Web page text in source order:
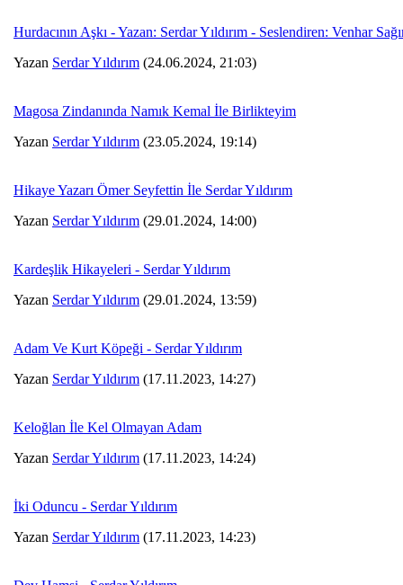
Hurdacının Aşkı - Yazan: Serdar Yıldırım - Seslendiren: Venhar
Yazan Serdar Yıldırım (24.06.2024, 21:03)
Magosa Zindanında Namık Kemal İle Birlikteyim
Yazan Serdar Yıldırım (23.05.2024, 19:14)
Hikaye Yazarı Ömer Seyfettin İle Serdar Yıldırım
Yazan Serdar Yıldırım (29.01.2024, 14:00)
Kardeşlik Hikayeleri - Serdar Yıldırım
Yazan Serdar Yıldırım (29.01.2024, 13:59)
Adam Ve Kurt Köpeği - Serdar Yıldırım
Yazan Serdar Yıldırım (17.11.2023, 14:27)
Keloğlan İle Kel Olmayan Adam
Yazan Serdar Yıldırım (17.11.2023, 14:24)
İki Oduncu - Serdar Yıldırım
Yazan Serdar Yıldırım (17.11.2023, 14:23)